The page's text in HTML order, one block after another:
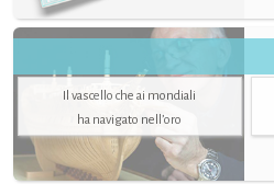
Il vascello che ai mondiali
ha navigato nell’oro